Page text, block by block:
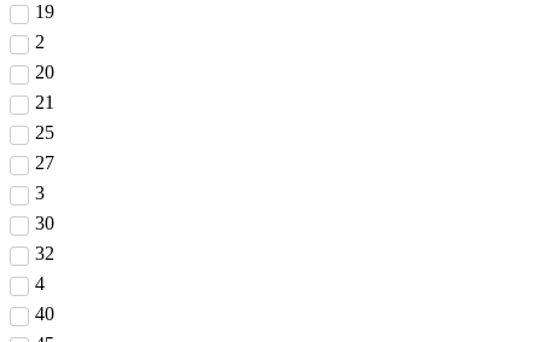
19
2
20
21
25
27
3
30
32
4
40